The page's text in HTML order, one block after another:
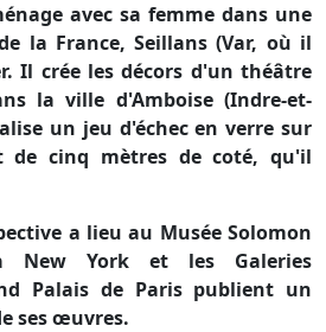
avec sa femme dans une
la France, Seillans (Var, où il
Il crée les décors d'un théâtre
la ville d'Amboise (Indre-et-
un jeu d'échec en verre sur
de cinq mètres de coté, qu'il
a lieu au Musée Solomon
New York et les Galeries
Palais de Paris publient un
ses œuvres.